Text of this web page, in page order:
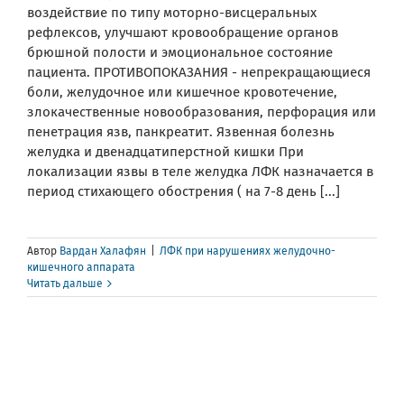
воздействие по типу моторно-висцеральных
рефлексов, улучшают кровообращение органов
брюшной полости и эмоциональное состояние
пациента. ПРОТИВОПОКАЗАНИЯ - непрекращающиеся
боли, желудочное или кишечное кровотечение,
злокачественные новообразования, перфорация или
пенетрация язв, панкреатит. Язвенная болезнь
желудка и двенадцатиперстной кишки При
локализации язвы в теле желудка ЛФК назначается в
период стихающего обострения ( на 7-8 день [...]
Автор Вардан Халафян
ЛФК при нарушениях желудочно-
кишечного аппарата
Читать дальше